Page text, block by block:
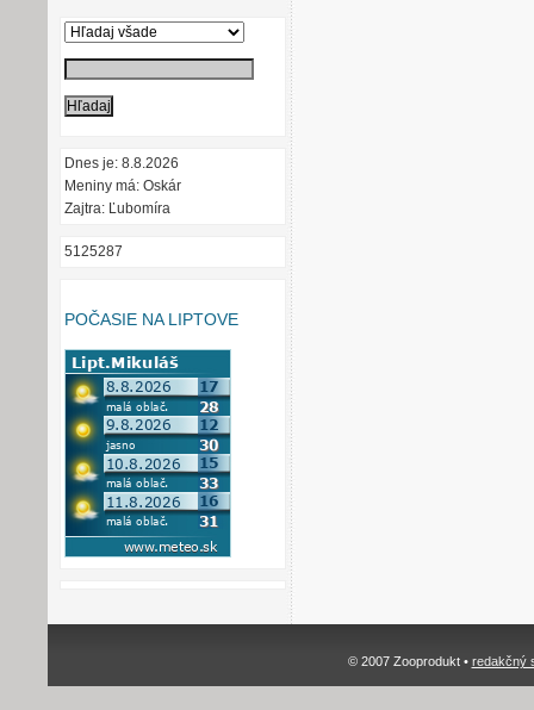
Dnes je: 8.8.2026
Meniny má: Oskár
Zajtra: Ľubomíra
5125287
POČASIE NA LIPTOVE
© 2007 Zooprodukt • redakčný